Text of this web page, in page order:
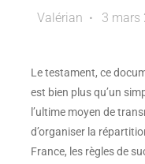
Valérian 3 mars
Le testament, ce
est bien plus qu’un
l’ultime moyen de
d’organiser la
France, les règles de